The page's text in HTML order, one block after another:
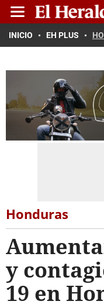
INICIO EH PLUS
Honduras
y
19 en